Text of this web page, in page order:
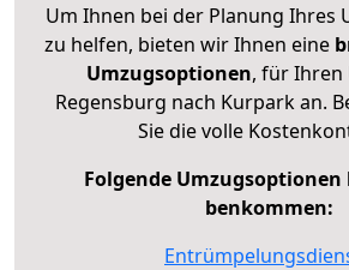
Um Ihnen bei der Planung Ihres
zu helfen, bieten wir Ihnen eine
Umzugsoptionen, für Ihren
Regensburg nach Kurpark an.
Sie die volle
Folgende Umzugsoptionen
benkommen: